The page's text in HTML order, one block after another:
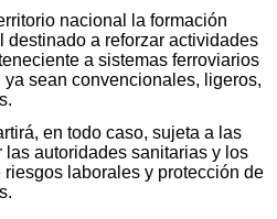
nacional la formación
destinado a reforzar actividades
a sistemas ferroviarios
sean convencionales, ligeros,
en todo caso, sujeta a las
autoridades sanitarias y los
laborales y protección de